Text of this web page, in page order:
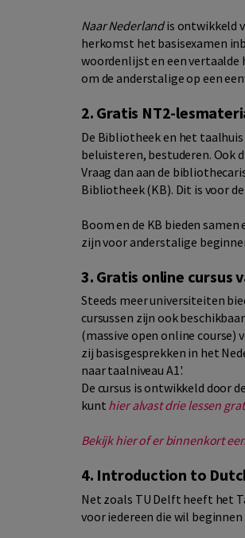
Naar Nederlandis ontwikkeld
herkomst het basisexamen
woordenlijst en een vertaalde
om de anderstalige op een
2. Gratis NT2-
De Bibliotheek en het
beluisteren, bestuderen. Ook
Vraag dan aan de
Bibliotheek (KB). Dit is voor de
Boom en de KB bieden
zijn voor anderstalige
3. Gratis online cursus
Steeds meer universiteiten
cursussen zijn ook
(massive open online course)
zij basisgesprekken in het
naar taalniveau A1'.
De cursus is ontwikkeld door
kunt hier alvast drie lessen
Bekijk hier of er binnenkort
4. Introduction to
Net zoals TU Delft heeft het
voor iedereen die wil